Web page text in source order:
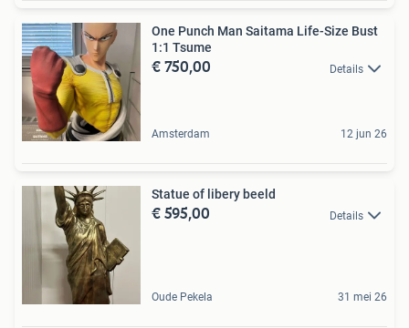
One Punch Man Saitama Life-Size Bust
1:1 Tsume
€ 750,00 Details
Amsterdam 12 jun 26
Statue of libery beeld
€ 595,00 Details
Oude Pekela 31 mei 26